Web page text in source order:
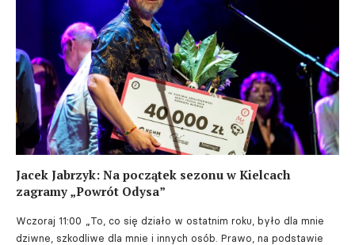
Jacek Jabrzyk: Na początek sezonu w Kielcach
zagramy „Powrót Odysa”
Wczoraj 11:00
„To, co się działo w ostatnim roku, było dla mnie
dziwne, szkodliwe dla mnie i innych osób. Prawo, na podstawie